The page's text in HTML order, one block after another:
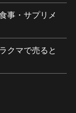
事・サプリメ
クマで売ると